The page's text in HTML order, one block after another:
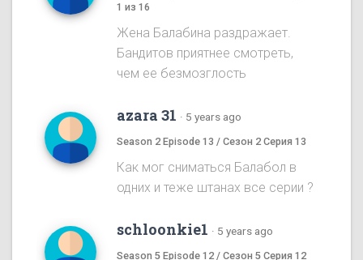
1 из 16
Жена Балабина раздражает.
Бандитов приятнее смотреть,
чем ее безмозглость
azara 31 · 5 years ago
Season 2 Episode 13 / Сезон 2 Серия 13
Как мог сниматься Балабол в
одних и теже штанах все серии ?
schloonkie1 · 5 years ago
Season 5 Episode 12 / Сезон 5 Серия 12